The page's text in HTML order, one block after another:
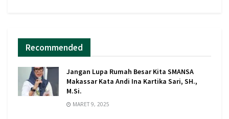
Recommended
Jangan Lupa Rumah Besar Kita SMANSA
Makassar Kata Andi Ina Kartika Sari, SH.,
M.Si.
MARET 9, 2025